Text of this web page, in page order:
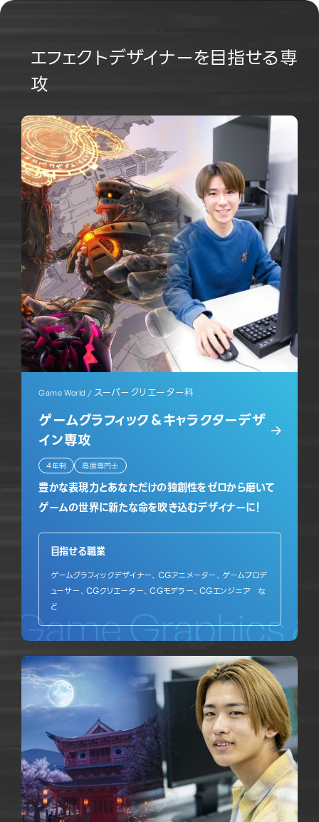
エフェクトデザイナーを目指せる専
攻
Game World / スーパークリエーター科
ゲームグラフィック＆キャラクターデザ
イン専攻
4年制 高度専門士
豊かな表現力とあなただけの独創性をゼロから磨いて
ゲームの世界に新たな命を吹き込むデザイナーに！
目指せる職業
ゲームグラフィックデザイナー、CGアニメーター、ゲームプロデ
ューサー、CGクリエーター、CGモデラー、CGエンジニア な
ど
Game Graphics